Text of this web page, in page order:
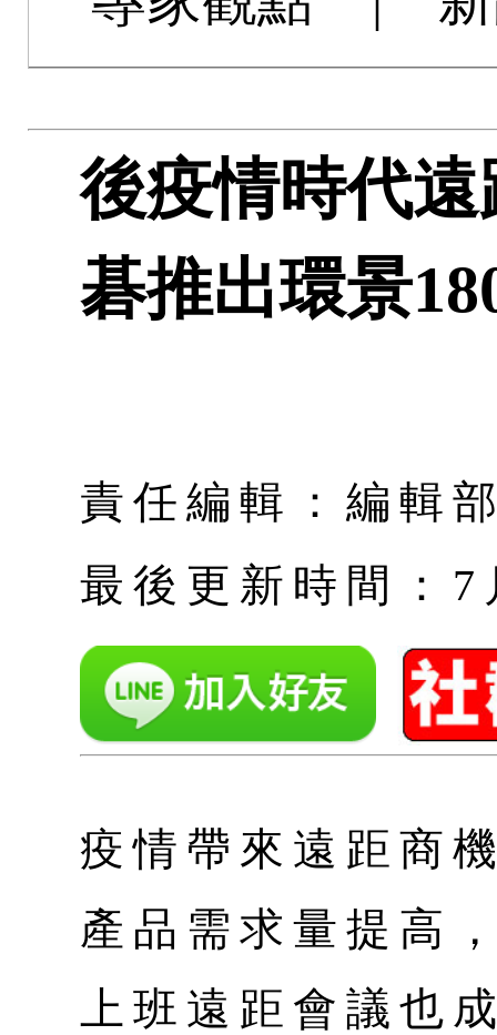
後疫情時代
碁推出環景
責任編輯：編輯
最後更新時間：
疫情帶來遠距商
產品需求量提高
上班遠距會議也